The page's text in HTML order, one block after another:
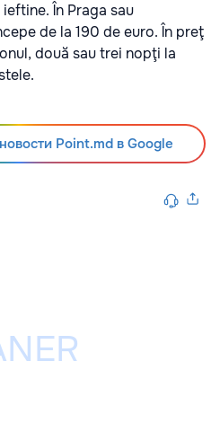
În Praga sau
de la 190 de euro. În preţ
două sau trei nopţi la
Point.md в Google